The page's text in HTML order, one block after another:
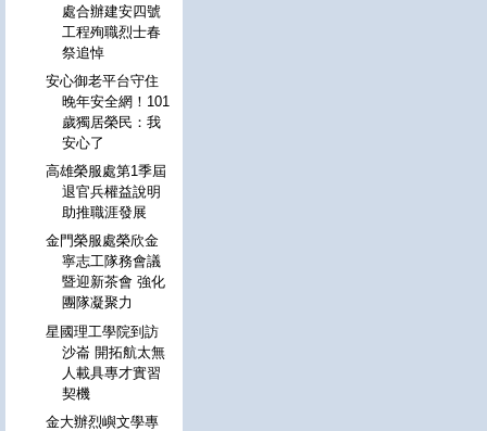
處合辦建安四號
工程殉職烈士春
祭追悼
安心御老平台守住
晚年安全網！101
歲獨居榮民：我
安心了
高雄榮服處第1季屆
退官兵權益說明
助推職涯發展
金門榮服處榮欣金
寧志工隊務會議
暨迎新茶會 強化
團隊凝聚力
星國理工學院到訪
沙崙 開拓航太無
人載具專才實習
契機
金大辦烈嶼文學專